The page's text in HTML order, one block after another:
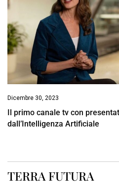
Dicembre 30, 2023
Il primo canale tv con
dall’Intelligenza Artificiale
TERRA FUTURA